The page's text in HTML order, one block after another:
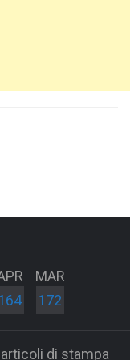
MAR
172
di stampa